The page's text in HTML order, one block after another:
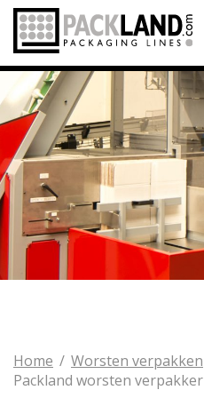
Home
Ontstapelen
Emmers
Blikken
Flessen, Jerrycans
Verpakken
Kit- en vetkokers
Home
Worsten verpakken
Packland worsten verpakker